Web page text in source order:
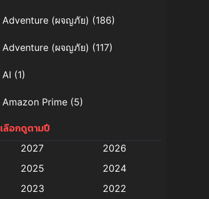
Adventure (ผจญภัย) (186)
Adventure (ผจญภัย) (117)
AI (1)
Amazon Prime (5)
Anal (ประตูหลัง)
Animation การ์ตูน
เลือกดูตามปี
2027
2026
2025
2024
2023
2022